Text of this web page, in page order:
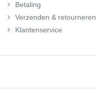
Betaling
Verzenden & retourneren
Klantenservice